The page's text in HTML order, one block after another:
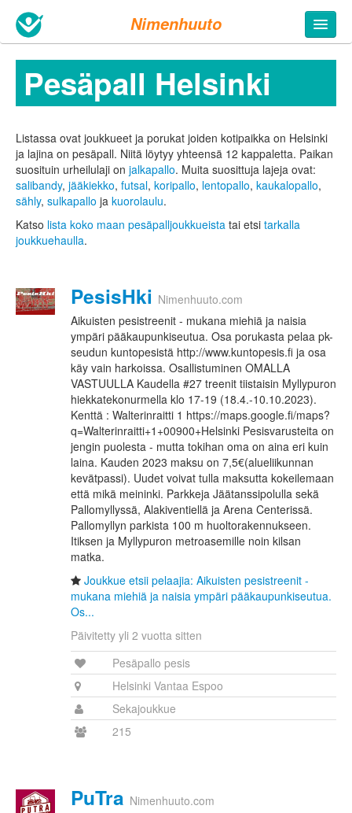
Nimenhuuto
Pesäpall Helsinki
Listassa ovat joukkueet ja porukat joiden kotipaikka on Helsinki
ja lajina on pesäpall. Niitä löytyy yhteensä 12 kappaletta. Paikan
suosituin urheilulaji on jalkapallo. Muita suosittuja lajeja ovat:
salibandy, jääkiekko, futsal, koripallo, lentopallo, kaukalopallo,
sähly, sulkapallo ja kuorolaulu.
Katso lista koko maan pesäpalljoukkueista tai etsi tarkalla
joukkuehaulla.
PesisHki Nimenhuuto.com
Aikuisten pesistreenit - mukana miehiä ja naisia
ympäri pääkaupunkiseutua. Osa porukasta pelaa pk-
seudun kuntopesistä http://www.kuntopesis.fi ja osa
käy vain harkoissa. Osallistuminen OMALLA
VASTUULLA Kaudella #27 treenit tiistaisin Myllypuron
hiekkatekonurmella klo 17-19 (18.4.-10.10.2023).
Kenttä : Walterinraitti 1 https://maps.google.fi/maps?
q=Walterinraitti+1+00900+Helsinki Pesisvarusteita on
jengin puolesta - mutta tokihan oma on aina eri kuin
laina. Kauden 2023 maksu on 7,5€(alueliikunnan
kevätpassi). Uudet voivat tulla maksutta kokeilemaan
että mikä meininki. Parkkeja Jäätanssipolulla sekä
Pallomyllyssä, Alakiventiellä ja Arena Centerissä.
Pallomyllyn parkista 100 m huoltorakennukseen.
Itiksen ja Myllypuron metroasemille noin kilsan
matka.
Joukkue etsii pelaajia: Aikuisten pesistreenit -
mukana miehiä ja naisia ympäri pääkaupunkiseutua.
Os...
Päivitetty yli 2 vuotta sitten
Pesäpallo pesis
Helsinki Vantaa Espoo
Sekajoukkue
215
PuTra Nimenhuuto.com